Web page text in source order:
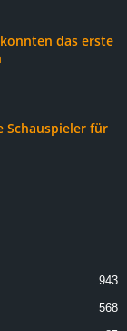
das erste
Schauspieler für
943
568